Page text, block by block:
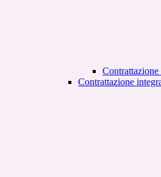
Contrattazione